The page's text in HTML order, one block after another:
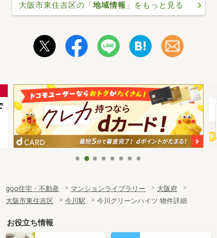
大阪市東住吉区の「 地域情報 」をもっと見る
goo住宅・不動産 マンションライブラリー
大阪府
大阪市東住吉区
今川駅 今川グリーンハイツ 物件詳細
お役立ち情報